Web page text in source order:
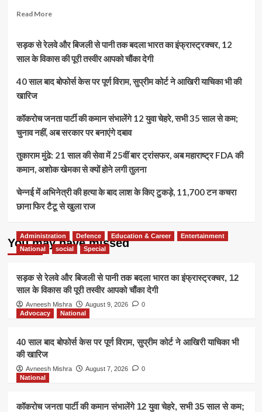
Read MoreRead
धर्मांतरण
रैकेट
खुलासा:
बलरामपुर
तक
जाल
सड़क से रेलवे और बिजली से पानी तक बदला भारत का इंफ्रास्ट्रक्चर, 12
साल के विकास की पूरी तस्वीर आपको चौंका देगी
40 साल बाद बोफोर्स केस पर पूर्ण विराम, सुप्रीम कोर्ट ने आखिरी याचिका भी की
खारिज
कॉकरोच जनता पार्टी की कमान संभालेंगे 12 युवा चेहरे, सभी 35 साल से कम;
चुनाव नहीं, अब सरकार पर बनाएंगे दबाव
तुकाराम मुंढे: 21 साल की सेवा में 25वीं बार ट्रांसफर, अब महाराष्ट्र FDA की
कमान, अशोक खेमका से क्यों होने लगी तुलना
चेन्नई में अभिनेत्री की हत्या के बाद लाश के किए टुकड़े, 11,700 टन कचरा
छाना फिर टैटू से खुला राज
You may have missed
Administration Defence Education & Career
Entertainment
National
social Special
सड़क से रेलवे और बिजली से पानी तक बदला भारत का इंफ्रास्ट्रक्चर, 12
साल के विकास की पूरी तस्वीर आपको चौंका देगी
Avneesh Mishra August 9, 2026
0
Advocacy
National
40 साल बाद बोफोर्स केस पर पूर्ण विराम, सुप्रीम कोर्ट ने आखिरी याचिका भी
की खारिज
Avneesh Mishra August 7, 2026
0
National
कॉकरोच जनता पार्टी की कमान संभालेंगे 12 युवा चेहरे, सभी 35 साल से कम;